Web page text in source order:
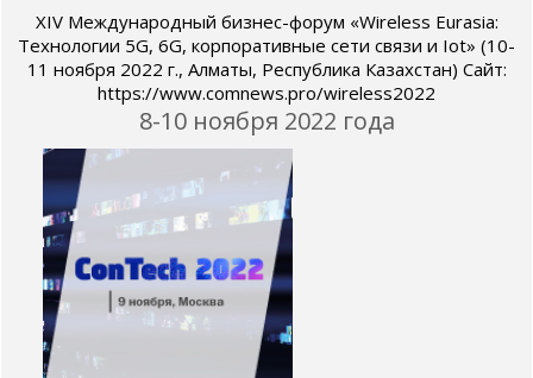
XIV Международный бизнес-форум «Wireless Eurasia:
Технологии 5G, 6G, корпоративные сети связи и Iot» (10-
11 ноября 2022 г., Алматы, Республика Казахстан) Сайт:
https://www.comnews.pro/wireless2022
8-10 ноября 2022 года